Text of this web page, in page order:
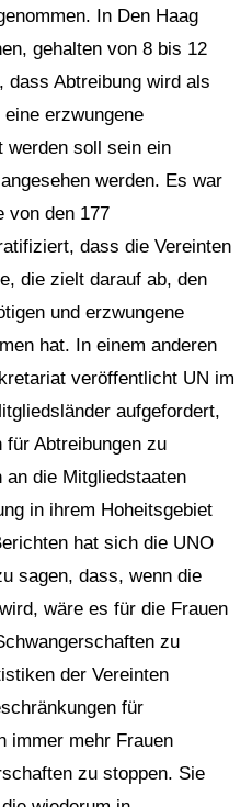
In Den Haag
gehalten von 8 bis 12
dass Abtreibung wird als
erzwungene
werden soll sein ein
werden. Es war
von den 177
dass die Vereinten
die zielt darauf ab, den
und erzwungene
hat. In einem anderen
veröffentlicht UN im
aufgefordert,
für Abtreibungen zu
die Mitgliedstaaten
in ihrem Hoheitsgebiet
hat sich die UNO
sagen, dass, wenn die
wäre es für die Frauen
zu
der Vereinten
für
immer mehr Frauen
zu stoppen. Sie